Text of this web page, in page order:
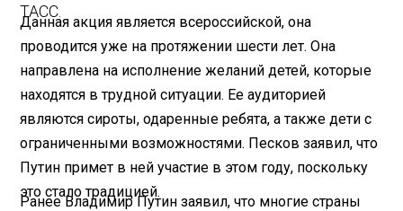
ТАСС.
Данная акция является всероссийской, она
проводится уже на протяжении шести лет. Она
направлена на исполнение желаний детей, которые
находятся в трудной ситуации. Ее аудиторией
являются сироты, одаренные ребята, а также дети с
ограниченными возможностями. Песков заявил, что
Путин примет в ней участие в этом году, поскольку
это стало традицией.
Ранее Владимир Путин заявил, что многие страны